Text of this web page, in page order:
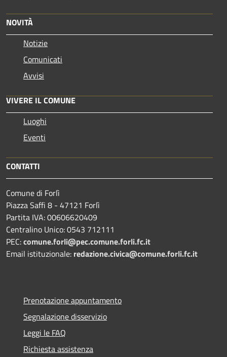
NOVITÀ
Notizie
Comunicati
Avvisi
VIVERE IL COMUNE
Luoghi
Eventi
CONTATTI
Comune di Forlì
Piazza Saffi 8 - 47121 Forlì
Partita IVA: 00606620409
Centralino Unico: 0543 712111
PEC:comune.forli@pec.comune.forli.fc.it
Email istituzionale: redazione.civica@comune.forli.fc.it
Prenotazione appuntamento
Segnalazione disservizio
Leggi le FAQ
Richiesta assistenza